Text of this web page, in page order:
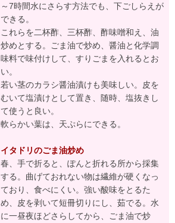
～7時間水にさらす方法でも、下ごしらえが
できる。
これらを二杯酢、三杯酢、酢味噌和え、油
炒めとする。ごま油で炒め、醤油と化学調
味料で味付けして、すりごまを入れるとお
い。
若い茎のカラシ醤油漬けも美味しい。皮を
むいて塩漬けとして置き、随時、塩抜きし
て使うと良い。
軟らかい葉は、天ぷらにできる。
イタドリのごま油炒め
春、手で折ると、ぽんと折れる所から採集
する。曲げておれない物は繊維が硬くなっ
ており、食べにくい。強い酸味をとるた
め、皮を剥いて短冊切りにし、茹でる。水
に一昼夜ほどさらしてから、ごま油で炒